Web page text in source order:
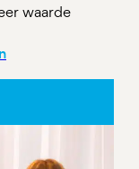
waarde